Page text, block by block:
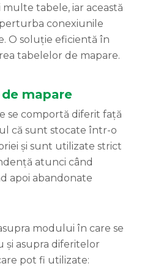
tabele, iar această
conexiunile
O soluție eficientă în
tabelelor de mapare.
mapare
se comportă diferit față
că sunt stocate într-o
și sunt utilizate strict
atunci când
apoi abandonate
modului în care se
și asupra diferitelor
pot fi utilizate: